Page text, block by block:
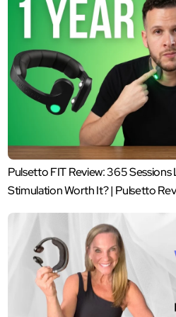
Pulsetto FIT Review: 365 Sessions
Stimulation Worth It? | Pulsetto